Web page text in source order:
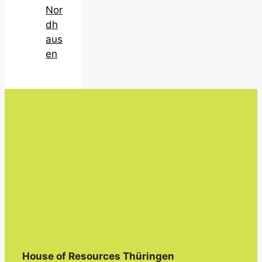
Nor
dh
aus
en
House of Resources Thüringen